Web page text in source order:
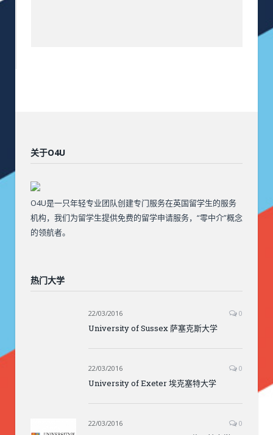
关于O4U
O4U是一只年轻专业团队创建专门服务在英国留学生的服务
机构，我们为留学生提供免费的留学申请服务，“零中介”概念
的领航者。
热门大学
22/03/2016 0
University of Sussex 萨塞克斯大学
22/03/2016 0
University of Exeter 埃克塞特大学
22/03/2016 0